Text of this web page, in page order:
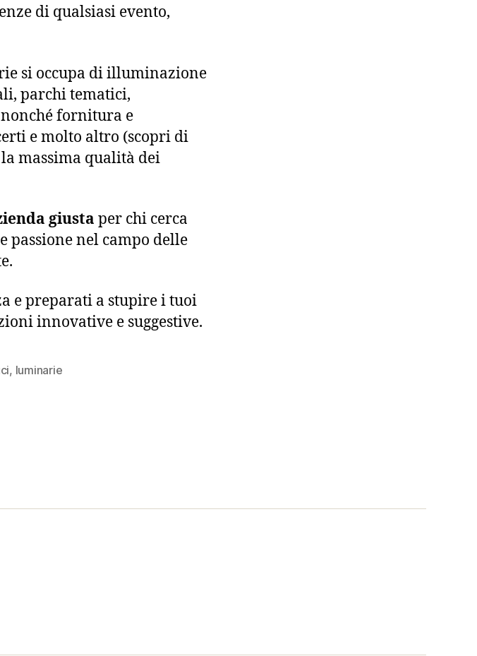
di qualsiasi evento,
si occupa di illuminazione
parchi tematici,
fornitura e
e molto altro (scopri di
massima qualità dei
giusta per chi cerca
passione nel campo delle
e preparati a stupire i tuoi
innovative e suggestive.
, luminarie